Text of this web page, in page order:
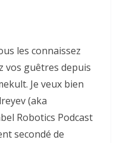
les connaissez
vos guêtres depuis
Je veux bien
(aka
Robotics Podcast
secondé de